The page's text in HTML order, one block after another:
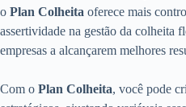
o Plan Colheita oferece mais
assertividade na gestão da colheita
empresas a alcançarem melhores
Com o Plan Colheita, você pode